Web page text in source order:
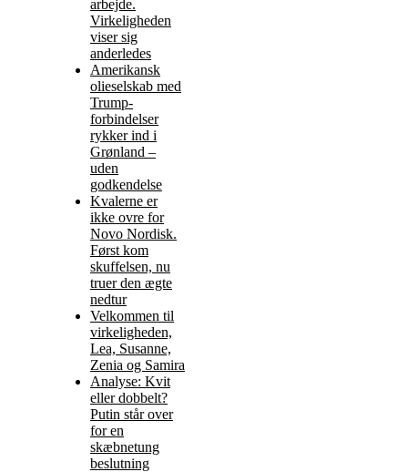
arbejde.
Virkeligheden
viser sig
anderledes
Amerikansk
olieselskab med
Trump-
forbindelser
rykker ind i
Grønland –
uden
godkendelse
Kvalerne er
ikke ovre for
Novo Nordisk.
Først kom
skuffelsen, nu
truer den ægte
nedtur
Velkommen til
virkeligheden,
Lea, Susanne,
Zenia og Samira
Analyse: Kvit
eller dobbelt?
Putin står over
for en
skæbnetung
beslutning